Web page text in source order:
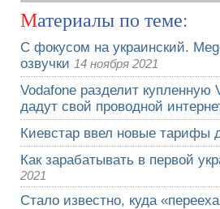
Материалы по теме:
С фокусом на украинский.
озвучки 14 ноября 2021
Vodafone разделит купленную
дадут свой проводной
Киевстар ввел новые тарифы
Как зарабатывать в первой
2021
Стало известно, куда